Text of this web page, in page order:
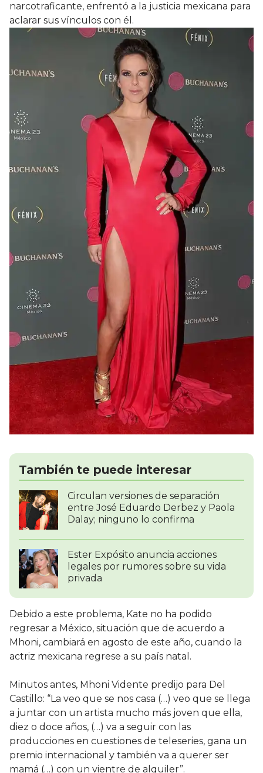
narcotraficante, enfrentó a la justicia mexicana para
aclarar sus vínculos con él.
También te puede interesar
Circulan versiones de separación
entre José Eduardo Derbez y Paola
Dalay; ninguno lo confirma
Ester Expósito anuncia acciones
legales por rumores sobre su vida
privada
Debido a este problema, Kate no ha podido
regresar a México, situación que de acuerdo a
Mhoni, cambiará en agosto de este año, cuando la
actriz mexicana regrese a su país natal.
Minutos antes, Mhoni Vidente predijo para Del
Castillo: “La veo que se nos casa (…) veo que se llega
a juntar con un artista mucho más joven que ella,
diez o doce años, (…) va a seguir con las
producciones en cuestiones de teleseries, gana un
premio internacional y también va a querer ser
mamá (…) con un vientre de alquiler”.